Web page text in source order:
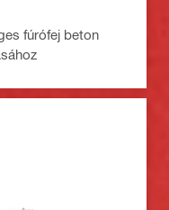
fúrófej beton